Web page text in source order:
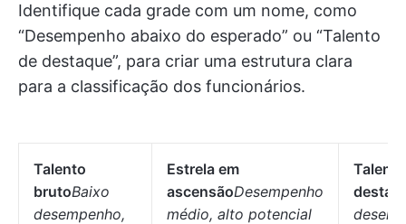
Identifique cada grade com um nome, como
“Desempenho abaixo do esperado” ou “Talento
de destaque”, para criar uma estrutura clara
para a classificação dos funcionários.
Talento
brutoBaixo
desempenho,
Estrela em
ascensãoDesempenho
médio, alto potencial